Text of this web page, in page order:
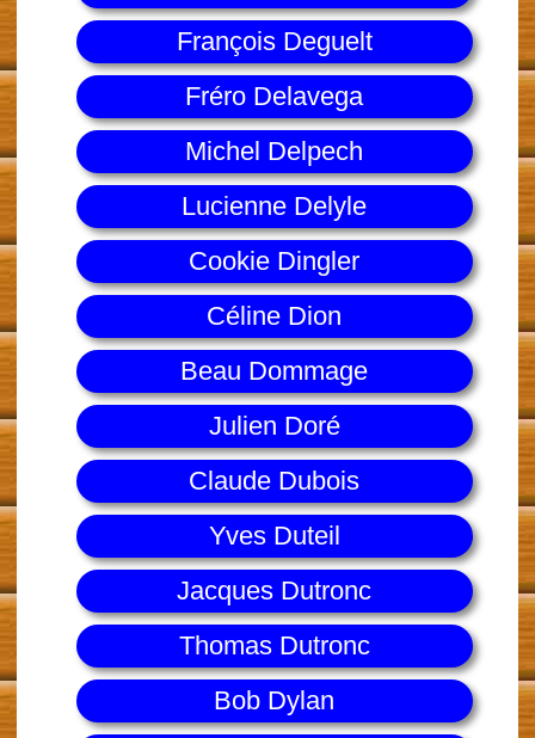
François Deguelt
Fréro Delavega
Michel Delpech
Lucienne Delyle
Cookie Dingler
Céline Dion
Beau Dommage
Julien Doré
Claude Dubois
Yves Duteil
Jacques Dutronc
Thomas Dutronc
Bob Dylan